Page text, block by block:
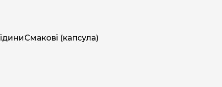
Смакові (капсула)